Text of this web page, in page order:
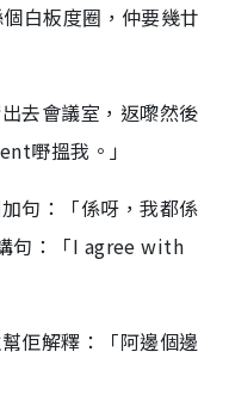
白板度圈，仲要幾廿
去會議室，返嚟然後
嘢搵我。」
句：「係呀，我都係
句：「I agree with
佢解釋：「阿邊個邊